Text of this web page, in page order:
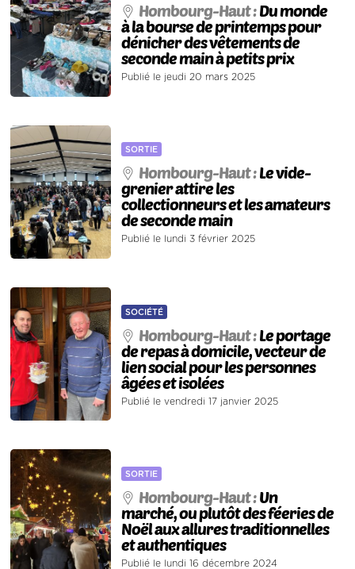
Hombourg-Haut :Du monde
à la bourse de printemps pour
dénicher des vêtements de
seconde main à petits prix
Publié le jeudi 20 mars 2025
SORTIE
Hombourg-Haut :Le vide-
grenier attire les
collectionneurs et les amateurs
de seconde main
Publié le lundi 3 février 2025
SOCIÉTÉ
Hombourg-Haut :Le portage
de repas à domicile, vecteur de
lien social pour les personnes
âgées et isolées
Publié le vendredi 17 janvier 2025
SORTIE
Hombourg-Haut :Un
marché, ou plutôt des féeries de
Noël aux allures traditionnelles
et authentiques
Publié le lundi 16 décembre 2024